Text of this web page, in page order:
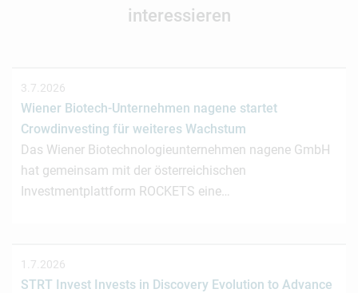
interessieren
3.7.2026
Wiener Biotech-Unternehmen nagene startet
Crowdinvesting für weiteres Wachstum
Das Wiener Biotechnologieunternehmen nagene GmbH
hat gemeinsam mit der österreichischen
Investmentplattform ROCKETS eine…
1.7.2026
STRT Invest Invests in Discovery Evolution to Advance